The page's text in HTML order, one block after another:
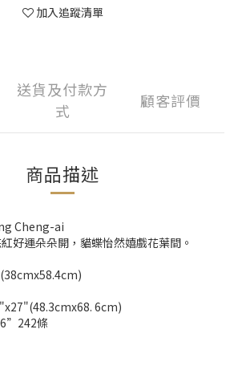
加入追蹤清單
送貨及付款方
式
顧客評價
商品描述
Cheng-ai
好運朵朵開，貓蝶怡然嬉戲花葉間。
6cm)
條